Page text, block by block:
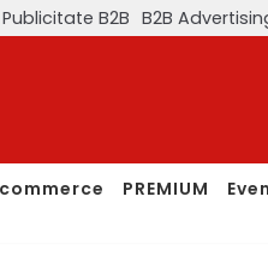
Publicitate B2B B2B
PREMIUM